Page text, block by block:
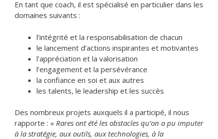
En tant que coach, il est spécialisé en particulier dans les
domaines suivants :
l’intégrité et la responsabilisation de chacun
le lancement d’actions inspirantes et motivantes
l’appréciation et la valorisation
l’engagement et la persévérance
la confiance en soi et aux autres
les talents, le leadership et les succès
Des nombreux projets auxquels il a participé, il nous
rapporte : « Rares ont été les obstacles qu’on a pu imputer
à la stratégie, aux outils, aux technologies, à la